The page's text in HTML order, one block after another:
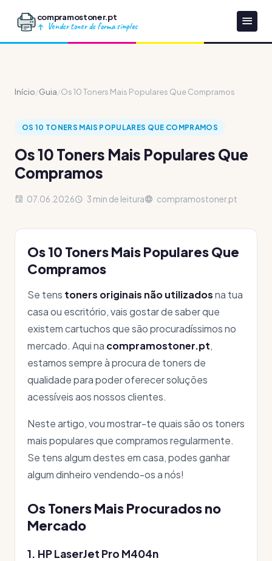
compramostoner.pt
Vender toner de forma simples
Início/Guia/Os 10 Toners Mais Populares Que Compramos
OS 10 TONERS MAIS POPULARES QUE COMPRAMOS
Os 10 Toners Mais Populares Que
Compramos
07.06.2026 3 min de leitura compramostoner.pt
Os 10 Toners Mais Populares Que
Compramos
Se tens toners originais não utilizadosna tua
casa ou escritório, vais gostar de saber que
existem cartuchos que são procuradíssimos no
mercado. Aqui na compramostoner.pt,
estamos sempre à procura de toners de
qualidade para poder oferecer soluções
acessíveis aos nossos clientes.
Neste artigo, vou mostrar-te quais são os toners
mais populares que compramos regularmente.
Se tens algum destes em casa, podes ganhar
algum dinheiro vendendo-os a nós!
Os Toners Mais Procurados no
Mercado
1. HP LaserJet Pro M404n